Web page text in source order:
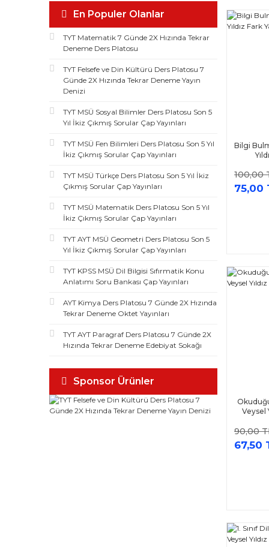
Yuva Yayınları (26)
Altın Nokta Yayınları (24)
Evrensel İletişim Yayınları (24)
Mavi Deniz Yayınları (24)
Gama Okul Yayınları (23)
Sadık Uygun Yayınları (23)
Batı Akademi Yayınları (22)
İşleyen Zeka Yayınları (20)
Zeki Çocuk Yayınları (20)
Başat Yayınları (18)
Oscar Yayınları (18)
Puan Yayınları (18)
Nitelik Yayınları (17)
Aydın Yayınları (15)
Kurmay ELT Yayınları (15)
Akıllı Adam Yayınları (14)
Eğitim Dünyası (14)
Sınav Yayınları (14)
En Populer Olanlar
TYT Matematik 7 Günde 2X Hızında Tekrar
Deneme Ders Platosu
TYT Felsefe ve Din Kültürü Ders Platosu 7
Günde 2X Hızında Tekrar Deneme Yayın
Denizi
TYT MSÜ Sosyal Bilimler Ders Platosu Son 5
Yıl İkiz Çıkmış Sorular Çap Yayınları
TYT MSÜ Fen Bilimleri Ders Platosu Son 5 Yıl
İkiz Çıkmış Sorular Çap Yayınları
TYT MSÜ Türkçe Ders Platosu Son 5 Yıl İkiz
Çıkmış Sorular Çap Yayınları
TYT MSÜ Matematik Ders Platosu Son 5 Yıl
İkiz Çıkmış Sorular Çap Yayınları
TYT AYT MSÜ Geometri Ders Platosu Son 5
Yıl İkiz Çıkmış Sorular Çap Yayınları
TYT KPSS MSÜ Dil Bilgisi Sıfırmatik Konu
Anlatımı Soru Bankası Çap Yayınları
AYT Kimya Ders Platosu 7 Günde 2X Hızında
Tekrar Deneme Oktet Yayınları
TYT AYT Paragraf Ders Platosu 7 Günde 2X
Hızında Tekrar Deneme Edebiyat Sokağı
Sponsor Ürünler
Bilgi
100,00
75,00
Veysel
90,00
67,50